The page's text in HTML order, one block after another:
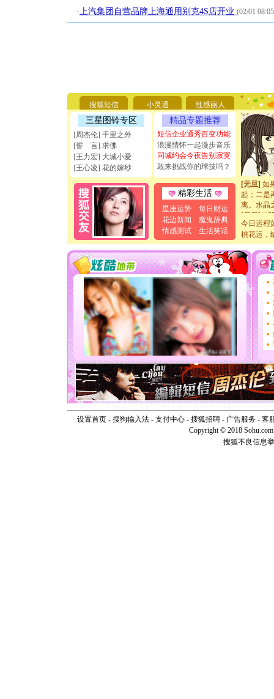
·上汽集团自营品牌上海通用别克4S店开业 (02/01
搜狐短信 小灵通 性感丽人
三星图铃专区
[周杰伦] 千里之外
[誓 言] 求佛
[王力宏] 大城小爱
[王心凌] 花的嫁纱
精品专题推荐
短信企业通秀百变功能
浪漫情怀一起漫步音乐
同城约会今夜告别寂寞
敢来挑战你的球技吗？
精彩生活
星座运势
每日财运
花边新闻
魔鬼辞典
情感测试
生活笑话
能正大光
天都要快
[圣诞节]
如意,快
[元旦]看
断电。爱
你是我专
[元旦]如
起；二是
离。水晶
[元旦]当
泣，这痛
卖了。水
[春节]风
颜！冬去
道一声平
[春节]传
片叶子是
送你一
[圣诞节]
你太多
要平安
[圣诞节]
能正大
天都要快
[圣诞节]
如意,快
[元旦]看
断电。爱
你是我专
[元旦]如
起；二是
离。水晶
[元旦]当
今日运程
桃花运，
设置首页- 搜狗输入法- 支付中心- 搜狐招聘- 广告服务- 客
Copyright © 2018
搜狐不良信息